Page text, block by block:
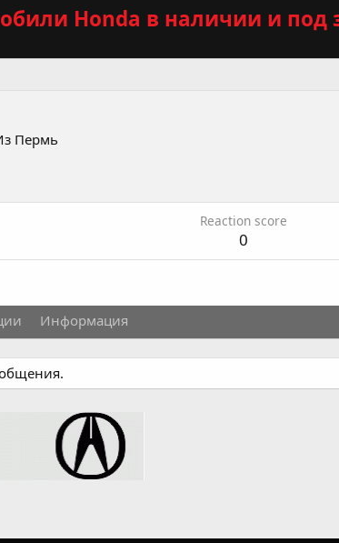
Honda в наличии и под
Пермь
Reaction score
0
Информация